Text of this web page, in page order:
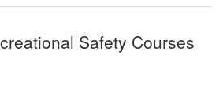
Safety Courses